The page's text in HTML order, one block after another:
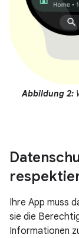
Abbildung 2:
Ihre App muss
sie die
Informationen